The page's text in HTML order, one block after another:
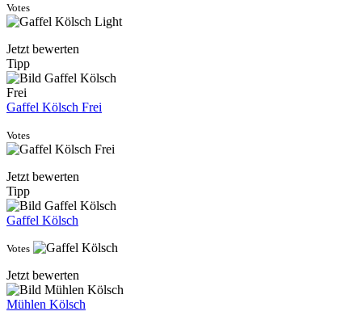
Votes
Jetzt bewerten
Tipp
Gaffel Kölsch Frei
Votes
Jetzt bewerten
Tipp
Gaffel Kölsch
Votes
Jetzt bewerten
Mühlen Kölsch